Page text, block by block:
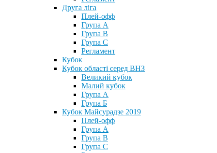
Друга ліга
Плей-офф
Група А
Група В
Група С
Регламент
Кубок
Кубок області серед ВНЗ
Великий кубок
Малий кубок
Група А
Група Б
Кубок Майсурадзе 2019
Плей-офф
Група А
Група В
Група С